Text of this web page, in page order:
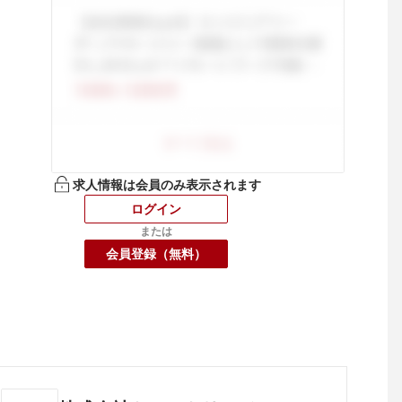
求人情報は会員のみ表示されます
ログイン
または
会員登録（無料）